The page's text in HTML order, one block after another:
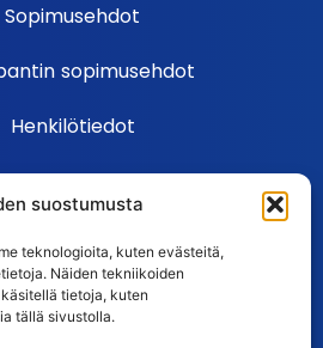
suostumusta
teknologioita, kuten evästeitä,
Näiden tekniikoiden
tietoja, kuten
tällä sivustolla.
Sopimusehdot
sopimusehdot
Henkilötiedot
Ehdot
kysytyt kysymykset